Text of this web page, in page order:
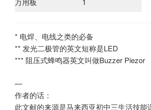
* 电焊、电线之类的必备
** 发光二极管的英文短称是LED
*** 阻压式蜂鸣器英文叫做Buzzer Piezor
—
作者的话：
此文献的来源是马来西亚初中三生活技能